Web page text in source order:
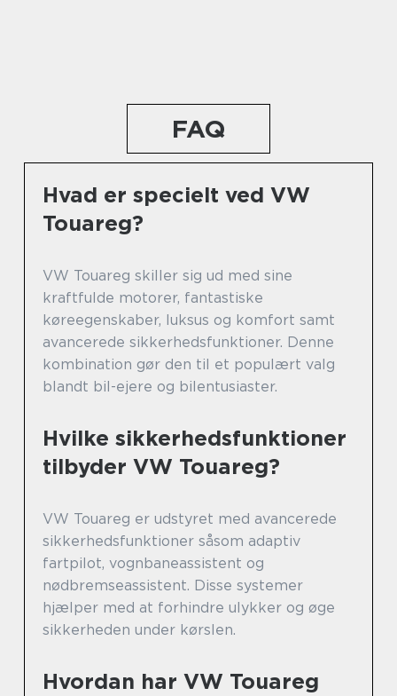
FAQ
Hvad er specielt ved VW
Touareg?
VW Touareg skiller sig ud med sine
kraftfulde motorer, fantastiske
køreegenskaber, luksus og komfort samt
avancerede sikkerhedsfunktioner. Denne
kombination gør den til et populært valg
blandt bil-ejere og bilentusiaster.
Hvilke sikkerhedsfunktioner
tilbyder VW Touareg?
VW Touareg er udstyret med avancerede
sikkerhedsfunktioner såsom adaptiv
fartpilot, vognbaneassistent og
nødbremseassistent. Disse systemer
hjælper med at forhindre ulykker og øge
sikkerheden under kørslen.
Hvordan har VW Touareg